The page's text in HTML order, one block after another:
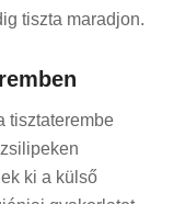
tiszta maradjon.
tisztaterembe
ki a külső